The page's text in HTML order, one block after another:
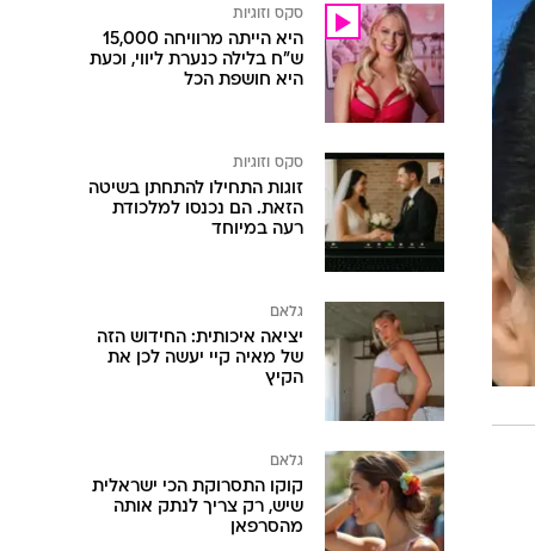
סקס וזוגיות
היא הייתה מרוויחה 15,000
ש"ח בלילה כנערת ליווי, וכעת
היא חושפת הכל
סקס וזוגיות
זוגות התחילו להתחתן בשיטה
הזאת. הם נכנסו למלכודת
רעה במיוחד
גלאם
יציאה איכותית: החידוש הזה
של מאיה קיי יעשה לכן את
הקיץ
גלאם
קוקו התסרוקת הכי ישראלית
שיש, רק צריך לנתק אותה
מהסרפאן